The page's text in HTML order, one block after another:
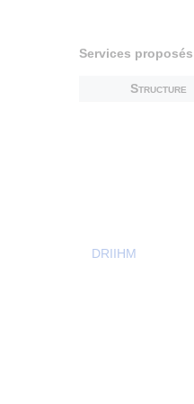
Services
Structure
DRIIHM